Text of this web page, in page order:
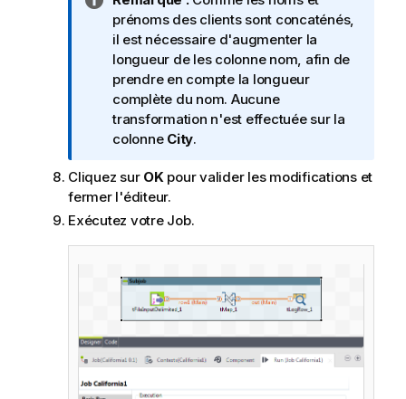
o
t
e
I
n
f
o
m
a
t
prénoms des clients sont concaténés,
il est nécessaire d'augmenter la
longueur de les colonne nom, afin de
prendre en compte la longueur
complète du nom. Aucune
transformation n'est effectuée sur la
colonne City.
Cliquez sur OKpour valider les modifications et
fermer l'éditeur.
Exécutez votre Job.